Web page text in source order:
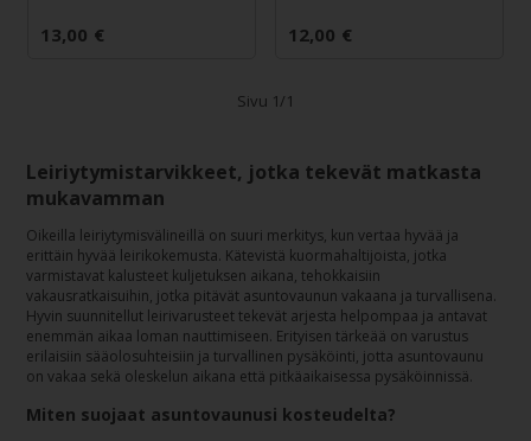
13,00 € 12,00 €
Sivu 1/1
Leiriytymistarvikkeet, jotka tekevät matkasta
mukavamman
Oikeilla leiriytymisvälineillä on suuri merkitys, kun vertaa hyvää ja
erittäin hyvää leirikokemusta. Kätevistä kuormahaltijoista, jotka
varmistavat kalusteet kuljetuksen aikana, tehokkaisiin
vakausratkaisuihin, jotka pitävät asuntovaunun vakaana ja turvallisena.
Hyvin suunnitellut leirivarusteet tekevät arjesta helpompaa ja antavat
enemmän aikaa loman nauttimiseen. Erityisen tärkeää on varustus
erilaisiin sääolosuhteisiin ja turvallinen pysäköinti, jotta asuntovaunu
on vakaa sekä oleskelun aikana että pitkäaikaisessa pysäköinnissä.
Miten suojaat asuntovaunusi kosteudelta?